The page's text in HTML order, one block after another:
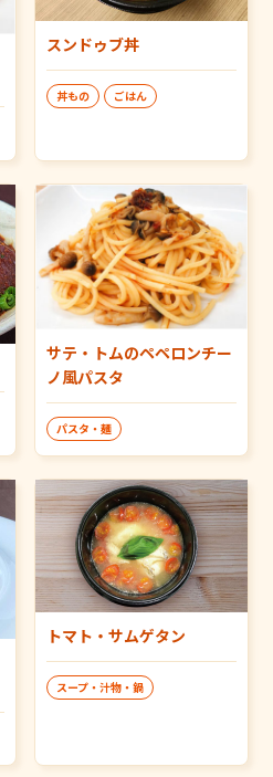
スンドゥブ丼
丼もの ごはん
サテ・トムのペペロンチー
ノ風パスタ
パスタ・麺
トマト・サムゲタン
スープ・汁物・鍋